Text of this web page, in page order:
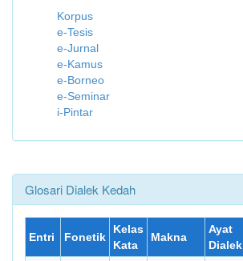
Korpus
e-Tesis
e-Jurnal
e-Kamus
e-Borneo
e-Seminar
i-Pintar
Glosari Dialek Kedah
Entri Fonetik
Kelas
Kata
Makna
Ayat
Dialek